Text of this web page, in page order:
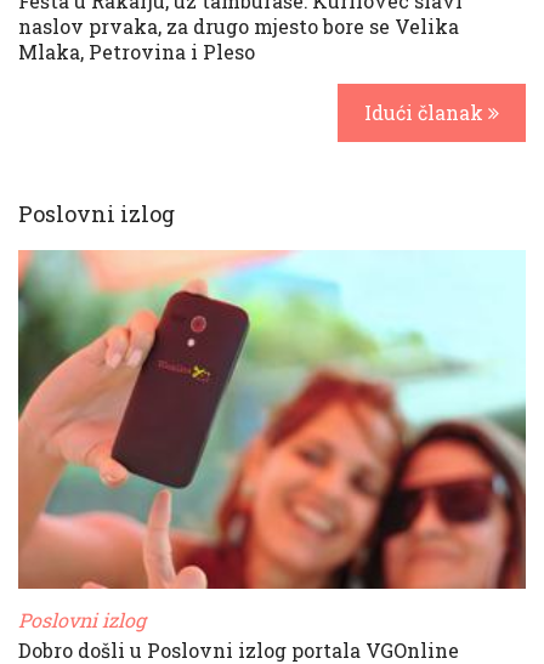
naslov prvaka, za drugo mjesto bore se Velika
Mlaka, Petrovina i Pleso
Idući članak
Poslovni izlog
Poslovni izlog
Dobro došli u Poslovni izlog portala VGOnline